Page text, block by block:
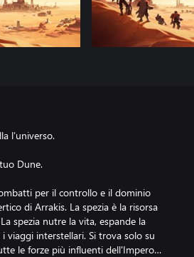
l’universo.
Dune.
per il controllo e il dominio
di Arrakis. La spezia è la risorsa
spezia nutre la vita, espande la
viaggi interstellari. Si trova solo su
le forze più influenti dell'Impero…